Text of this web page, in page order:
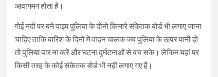
आवागमन होता है।
गोई नदी पर बने पाइप पुलिया के दोनो किनारे संकेतक बोर्ड भी लगाए जाना
चाहिए ताकि बारिश के दिनों में वाहन चालक जब पुलिया के ऊपर पानी हो
तो पुलिया पार ना करें और घटना दुर्घटनाओं से बच सके। लेकिन यहां पर
किसी तरह के कोई संकेतक बोर्ड भी नहीं लगाए गए हैं।